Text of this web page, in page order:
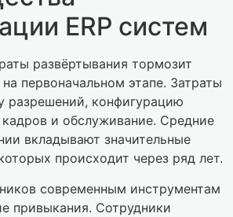
ERP систем
развёртывания тормозит
первоначальном этапе. Затраты
разрешений, конфигурацию
и обслуживание. Средние
вкладывают значительные
происходит через ряд лет.
современным инструментам
привыкания. Сотрудники